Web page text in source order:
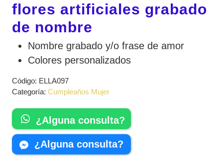
flores artificiales grabado
de nombre
Nombre grabado y/o frase de amor
Colores personalizados
Código: ELLA097
Categoría: Cumpleaños Mujer
¿Alguna consulta?
¿Alguna consulta?